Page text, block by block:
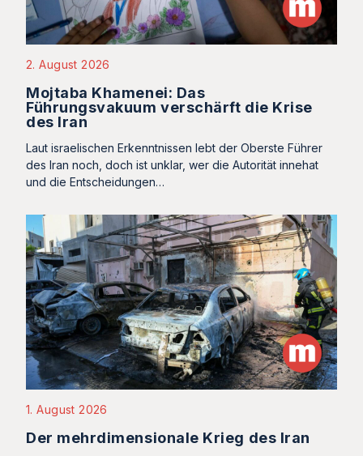
2. August 2026
Mojtaba Khamenei: Das
Führungsvakuum verschärft die Krise
des Iran
Laut israelischen Erkenntnissen lebt der Oberste Führer
des Iran noch, doch ist unklar, wer die Autorität innehat
und die Entscheidungen…
1. August 2026
Der mehrdimensionale Krieg des Iran